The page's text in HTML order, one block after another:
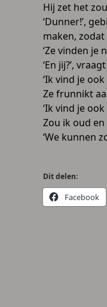
Hij zet het
‘Dunner!’,
maken, zodat
‘Ze vinden je
‘En jij?’,
‘Ik vind je
Ze frunnikt
‘Ik vind je
Zou ik oud
‘We kunnen
Dit delen:
Facebook